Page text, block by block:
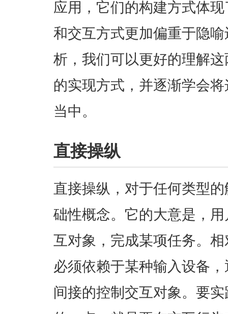
应用，它们的构建方式体
和交互方式更加偏重于隐
析，我们可以更好的理解
的实现方式，并逐渐学会
当中。
直接操纵
直接操纵，对于任何类型
础性概念。它的大意是，
互对象，完成某项任务。
必须依赖于某种输入设备
间接的控制交互对象。要